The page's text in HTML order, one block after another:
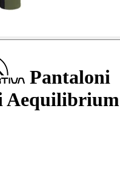
Pantaloni
Aequilibrium